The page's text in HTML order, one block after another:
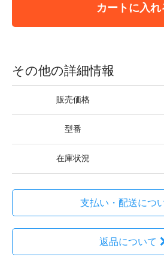
カートに入れ
その他の詳細情報
販売価格
型番
在庫状況
支払い・配送につ
返品について